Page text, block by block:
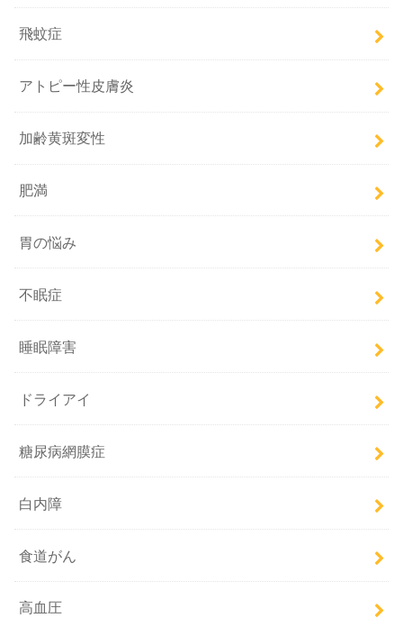
飛蚊症
アトピー性皮膚炎
加齢黄斑変性
肥満
胃の悩み
不眠症
睡眠障害
ドライアイ
糖尿病網膜症
白内障
食道がん
高血圧